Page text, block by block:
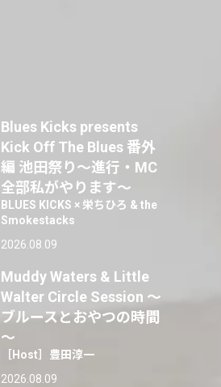
Blues Kicks presents
Kick Off The Blues 番外
編 池田祭り〜進行・MC
全部私がやります〜
BLUES KICKS × 栄ちひろ & the
Smokestacks
2026.08.09
Muddy Waters & Little
Walter Circle Session ～
ブルースとおやつの時間
～
［Host］豊田淳一
2026.08.09